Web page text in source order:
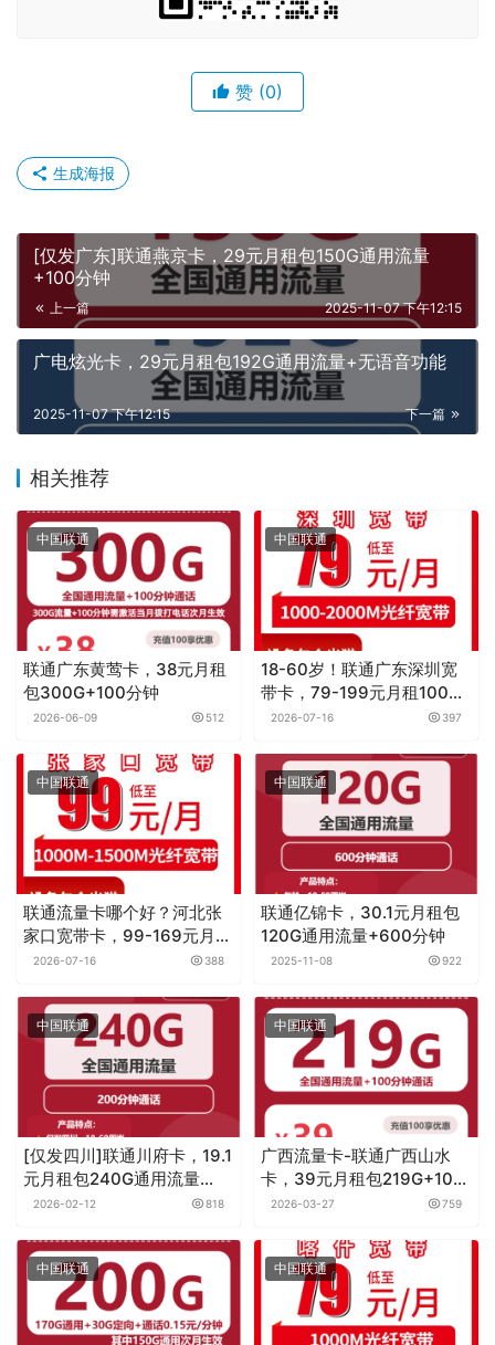
赞 (0)
生成海报
[仅发广东]联通燕京卡，29元月租包150G通用流量
+100分钟
上一篇 2025-11-07 下午12:15
广电炫光卡，29元月租包192G通用流量+无语音功能
下一篇
2025-11-07 下午12:15
相关推荐
中国联通
联通广东黄莺卡，38元月租
包300G+100分钟
2026-06-09 512
中国联通
18-60岁！联通广东深圳宽
带卡，79-199元月租1000-
2000M60-100G+100-
2026-07-16 397
中国联通
联通流量卡哪个好？河北张
家口宽带卡，99-169元月租
1000-1500M90-
宽带套餐
2026-07-16 388
中国联通
联通亿锦卡，30.1元月租包
120G通用流量+600分钟
2025-11-08 922
中国联通
[仅发四川]联通川府卡，19.1
元月租包240G通用流量
+200分钟通话
2026-02-12 818
中国联通
广西流量卡-联通广西山水
卡，39元月租包219G+100
分钟
2026-03-27 759
中国联通 中国联通